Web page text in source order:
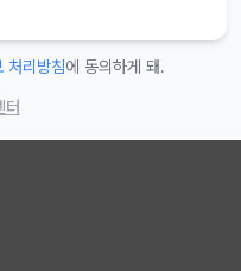
처리방침에 동의하게 돼.
터